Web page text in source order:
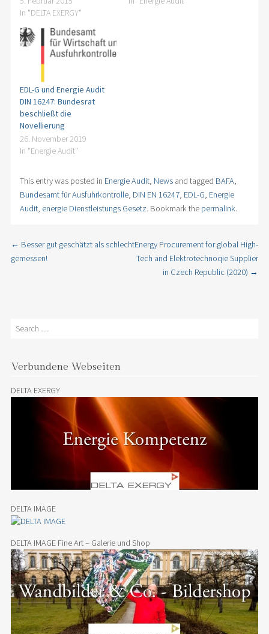
In "DELTA EXERGY"
EDL-G und Energie Audit
DIN 16247: Bundesrat
beschließt die
Novellierung
26. November 2019
In "Energie Audit"
This entry was posted in Energie Audit, Newsand tagged BAFA,
Bundesamt für Ausfuhrkontrolle, DIN EN 16247, EDL-G, Energie
Audit, energie Dienstleistungs Gesetz. Bookmark the permalink.
Post navigation
← Besser gut geschätzt als schlecht
gemessen!
Energy Procurement for global High-
Tech and Elektrotechnoqie Supplier
in Czech Republic (2020) →
Search
Verbundene Webseiten
DELTA EXERGY
DELTA IMAGE
DELTA IMAGE Fine Art – Galerie und Shop